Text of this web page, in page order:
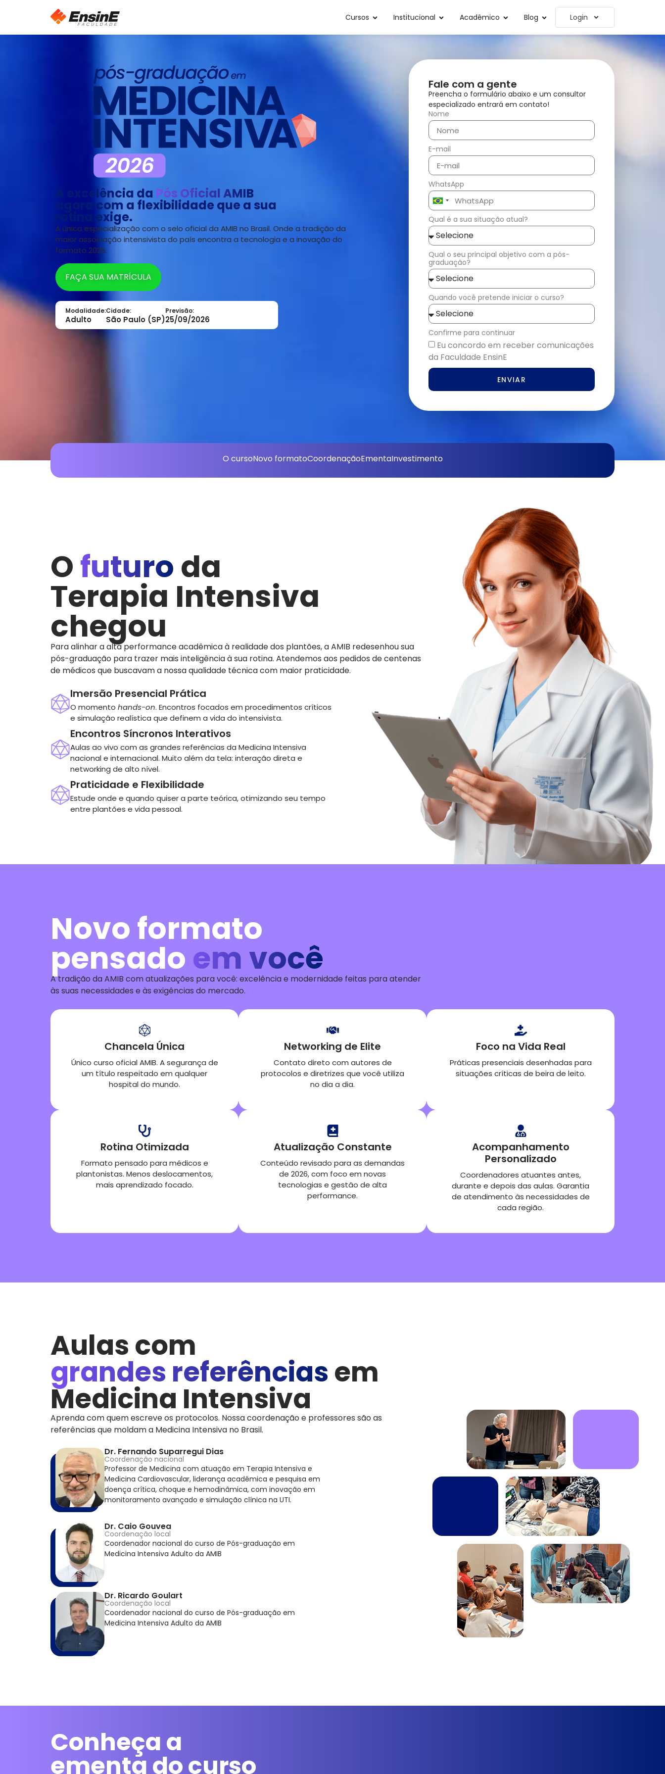
Cursos Institucional Acadêmico Blog Login
A excelência da Pós Oficial AMIB
agora com a flexibilidade que a sua
rotina exige.
A única especialização com o selo oficial da AMIB no Brasil. Onde a tradição da
maior associação intensivista do país encontra a tecnologia e a inovação do
formato 2026.
FAÇA SUA MATRÍCULA
Modalidade:
Adulto
Cidade:
São Paulo (SP)
Previsão:
25/09/2026
Fale com a gente
Preencha o formulário abaixo e um consultor
especializado entrará em contato!
Nome
E-mail
WhatsApp
Brazil
+55
Qual é a sua situação atual?
Qual o seu principal objetivo com a pós-
graduação?
Quando você pretende iniciar o curso?
Confirme para continuar
Eu concordo em receber comunicações
da Faculdade EnsinE
ENVIAR
O cursoNovo formatoCoordenaçãoEmentaInvestimento
Ofuturo da
Terapia Intensiva
chegou
Para alinhar a alta performance acadêmica à realidade dos plantões, a AMIB redesenhou sua
pós-graduação para trazer mais inteligência à sua rotina. Atendemos aos pedidos de centenas
de médicos que buscavam a nossa qualidade técnica com maior praticidade.
Imersão Presencial Prática
O momento hands-on. Encontros focados em procedimentos críticos
e simulação realística que definem a vida do intensivista.
Encontros Síncronos Interativos
Aulas ao vivo com as grandes referências da Medicina Intensiva
nacional e internacional. Muito além da tela: interação direta e
networking de alto nível.
Praticidade e Flexibilidade
Estude onde e quando quiser a parte teórica, otimizando seu tempo
entre plantões e vida pessoal.
Novo formato
pensado em você
A tradição da AMIB com atualizações para você: excelência e modernidade feitas para atender
às suas necessidades e às exigências do mercado.
Chancela Única
Único curso oficial AMIB. A segurança de
um título respeitado em qualquer
hospital do mundo.
Networking de Elite
Contato direto com autores de
protocolos e diretrizes que você utiliza
no dia a dia.
Foco na Vida Real
Práticas presenciais desenhadas para
situações críticas de beira de leito.
Rotina Otimizada
Formato pensado para médicos e
plantonistas. Menos deslocamentos,
mais aprendizado focado.
Atualização Constante
Conteúdo revisado para as demandas
de 2026, com foco em novas
tecnologias e gestão de alta
performance.
Acompanhamento
Personalizado
Coordenadores atuantes antes,
durante e depois das aulas. Garantia
de atendimento às necessidades de
cada região.
Aulas com
grandes referênciasem
Medicina Intensiva
Aprenda com quem escreve os protocolos. Nossa coordenação e professores são as
referências que moldam a Medicina Intensiva no Brasil.
Dr. Fernando Suparregui Dias
Coordenação nacional
Professor de Medicina com atuação em Terapia Intensiva e
Medicina Cardiovascular, liderança acadêmica e pesquisa em
doença crítica, choque e hemodinâmica, com inovação em
monitoramento avançado e simulação clínica na UTI.
Dr. Caio Gouvea
Coordenação local
Coordenador nacional do curso de Pós-graduação em
Medicina Intensiva Adulto da AMIB
Dr. Ricardo Goulart
Coordenação local
Coordenador nacional do curso de Pós-graduação em
Medicina Intensiva Adulto da AMIB
Conheça a
ementa do curso